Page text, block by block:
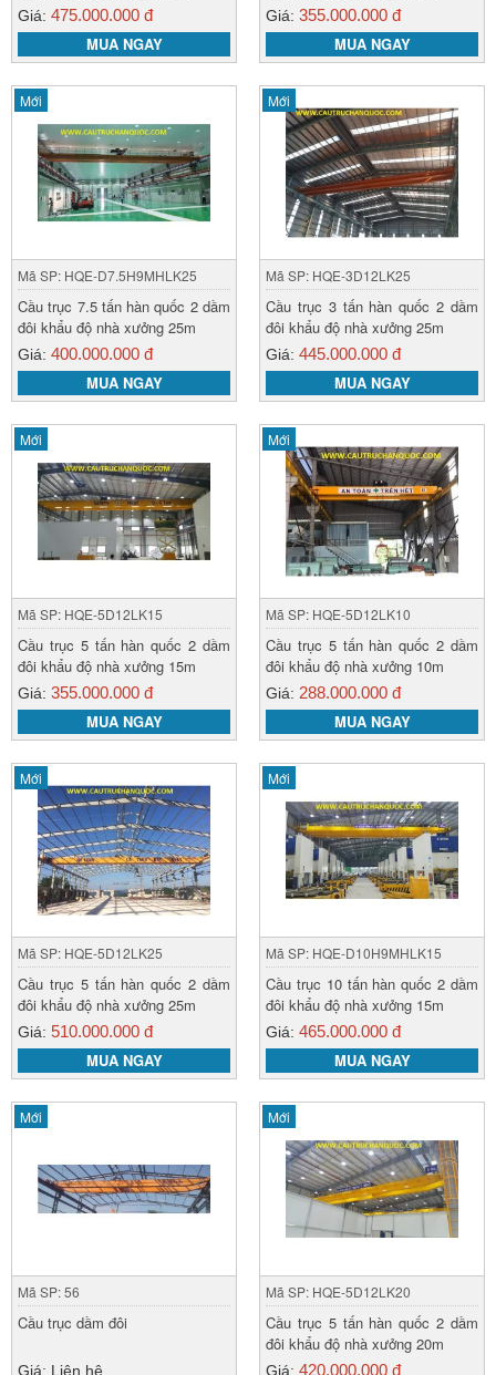
Giá: 475.000.000 đ
MUA NGAY
Giá: 355.000.000 đ
MUA NGAY
Mới
Mã SP: HQE-D7.5H9MHLK25
Cầu trục 7.5 tấn hàn quốc 2 dầm
đôi khẩu độ nhà xưởng 25m
Giá: 400.000.000 đ
MUA NGAY
Mới
Mã SP: HQE-3D12LK25
Cầu trục 3 tấn hàn quốc 2 dầm
đôi khẩu độ nhà xưởng 25m
Giá: 445.000.000 đ
MUA NGAY
Mới
Mã SP: HQE-5D12LK15
Cầu trục 5 tấn hàn quốc 2 dầm
đôi khẩu độ nhà xưởng 15m
Giá: 355.000.000 đ
MUA NGAY
Mới
Mã SP: HQE-5D12LK10
Cầu trục 5 tấn hàn quốc 2 dầm
đôi khẩu độ nhà xưởng 10m
Giá: 288.000.000 đ
MUA NGAY
Mới
Mã SP: HQE-5D12LK25
Cầu trục 5 tấn hàn quốc 2 dầm
đôi khẩu độ nhà xưởng 25m
Giá: 510.000.000 đ
MUA NGAY
Mới
Mã SP: HQE-D10H9MHLK15
Cầu trục 10 tấn hàn quốc 2 dầm
đôi khẩu độ nhà xưởng 15m
Giá: 465.000.000 đ
MUA NGAY
Mới
Mã SP: 56
Cầu trục dầm đôi
Giá: Liên hệ
Mới
Mã SP: HQE-5D12LK20
Cầu trục 5 tấn hàn quốc 2 dầm
đôi khẩu độ nhà xưởng 20m
Giá: 420.000.000 đ